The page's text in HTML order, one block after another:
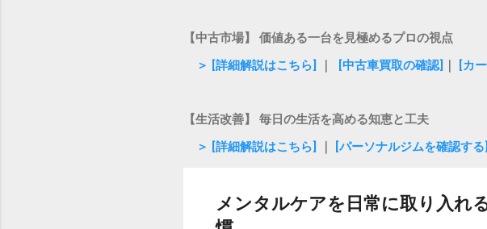
【中古市場】 価値ある一台を見極めるプロの視点
＞ [詳細解説はこちら]
[中古車買取の確認] [カ
【生活改善】 毎日の生活を高める知恵と工夫
＞ [詳細解説はこちら]
[パーソナルジムを確認する]
メンタルケアを日常に取り入れ